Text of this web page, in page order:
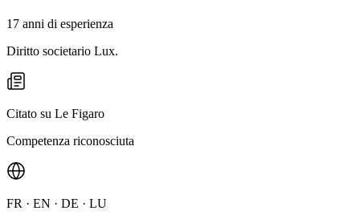
17 anni di esperienza
Diritto societario Lux.
Citato su Le Figaro
Competenza riconosciuta
FR · EN · DE · LU